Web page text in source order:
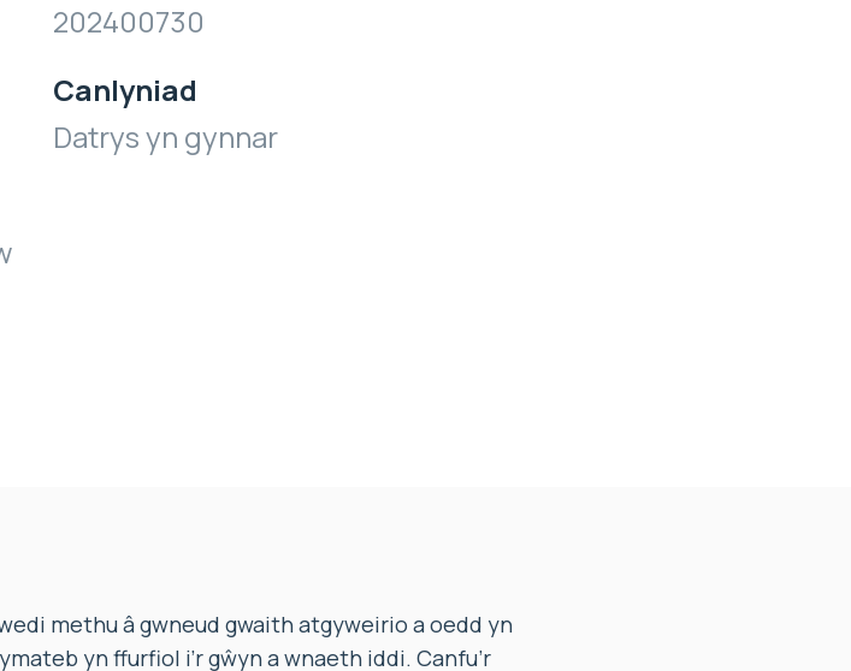
202400730
Canlyniad
Datrys yn gynnar
methu â gwneud gwaith atgyweirio a oedd yn
yn ffurfiol i’r gŵyn a wnaeth iddi. Canfu’r